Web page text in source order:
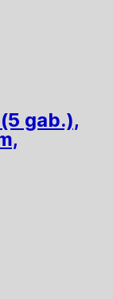
(5 gab.),